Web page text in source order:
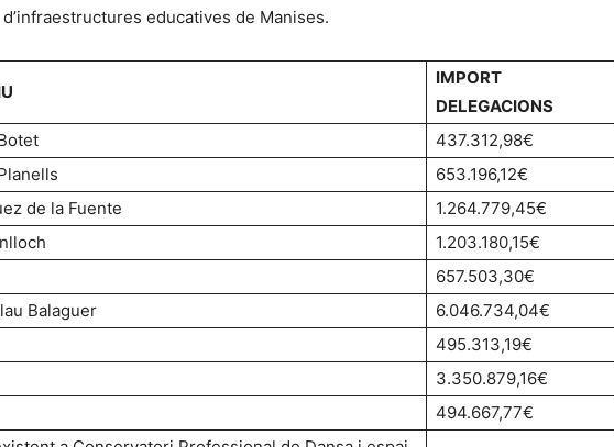
educatives de Manises.
IMPORT
DELEGACIONS
437.312,98€
653.196,12€
de la Fuente
1.264.779,45€
1.203.180,15€
657.503,30€
Balaguer
6.046.734,04€
495.313,19€
3.350.879,16€
494.667,77€